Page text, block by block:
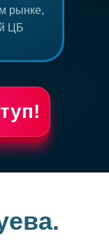
рынке,
ЦБ